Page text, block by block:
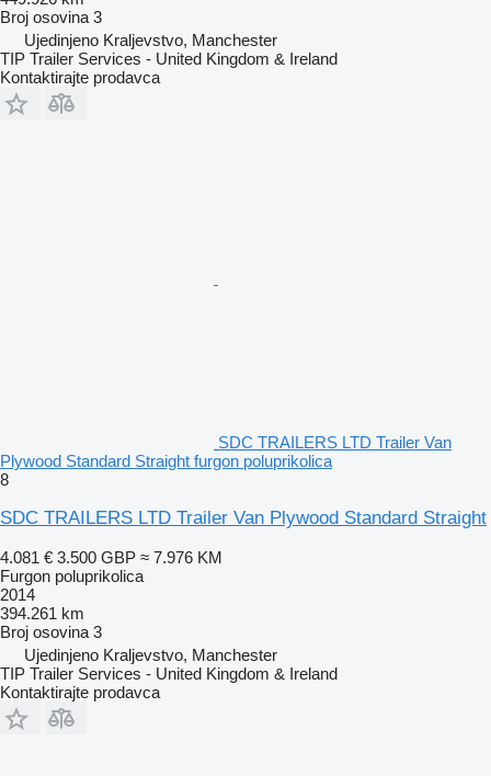
Broj osovina 3
Ujedinjeno Kraljevstvo, Manchester
TIP Trailer Services - United Kingdom & Ireland
Kontaktirajte prodavca
SDC TRAILERS LTD Trailer Van
Plywood Standard Straight furgon poluprikolica
8
SDC TRAILERS LTD Trailer Van Plywood Standard Straight
4.081 € 3.500 GBP ≈ 7.976 KM
Furgon poluprikolica
2014
394.261 km
Broj osovina 3
Ujedinjeno Kraljevstvo, Manchester
TIP Trailer Services - United Kingdom & Ireland
Kontaktirajte prodavca